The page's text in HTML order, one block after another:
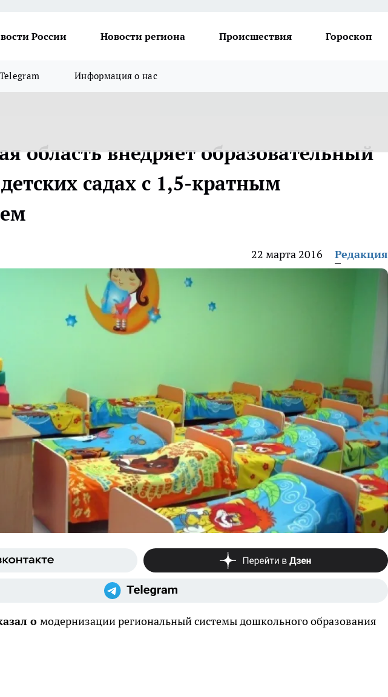
России Новости региона Происшествия Гороскоп
Информация о нас
область внедряет образовательный
садах с 1,5-кратным
22 марта 2016 Редакция
о модернизации региональный системы дошкольного образования